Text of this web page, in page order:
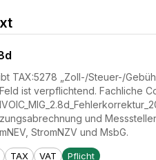
TAX:5278 „Zoll-/Steuer-/
ist verpflichtend. Fachliche
und
StromNZV und MsbG.
TAX VAT Pflicht